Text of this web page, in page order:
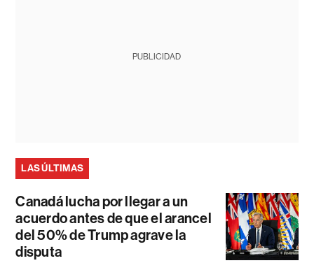
PUBLICIDAD
LAS ÚLTIMAS
Canadá lucha por llegar a un
acuerdo antes de que el arancel
del 50% de Trump agrave la
disputa